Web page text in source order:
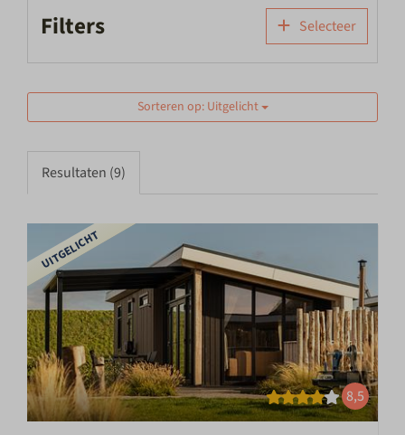
Filters Selecteer
Sorteren op: Uitgelicht
Resultaten (9)
UITGELICHT
8,5